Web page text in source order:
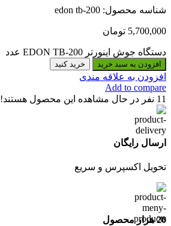
شناسه محصول: edon tb-200
5,700,000 تومان
دستگاه جوش اینورتر EDON TB-200 عدد
افزودن به سبد خرید خرید کنید
افزودن به علاقه مندی
Add to compare
11 نفر در حال مشاهده این محصول هستند!
ارسال رایگان
تحویل اکسپرس و سریع
20 هزار محصول